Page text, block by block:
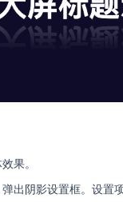
果。
出阴影设置框。设置